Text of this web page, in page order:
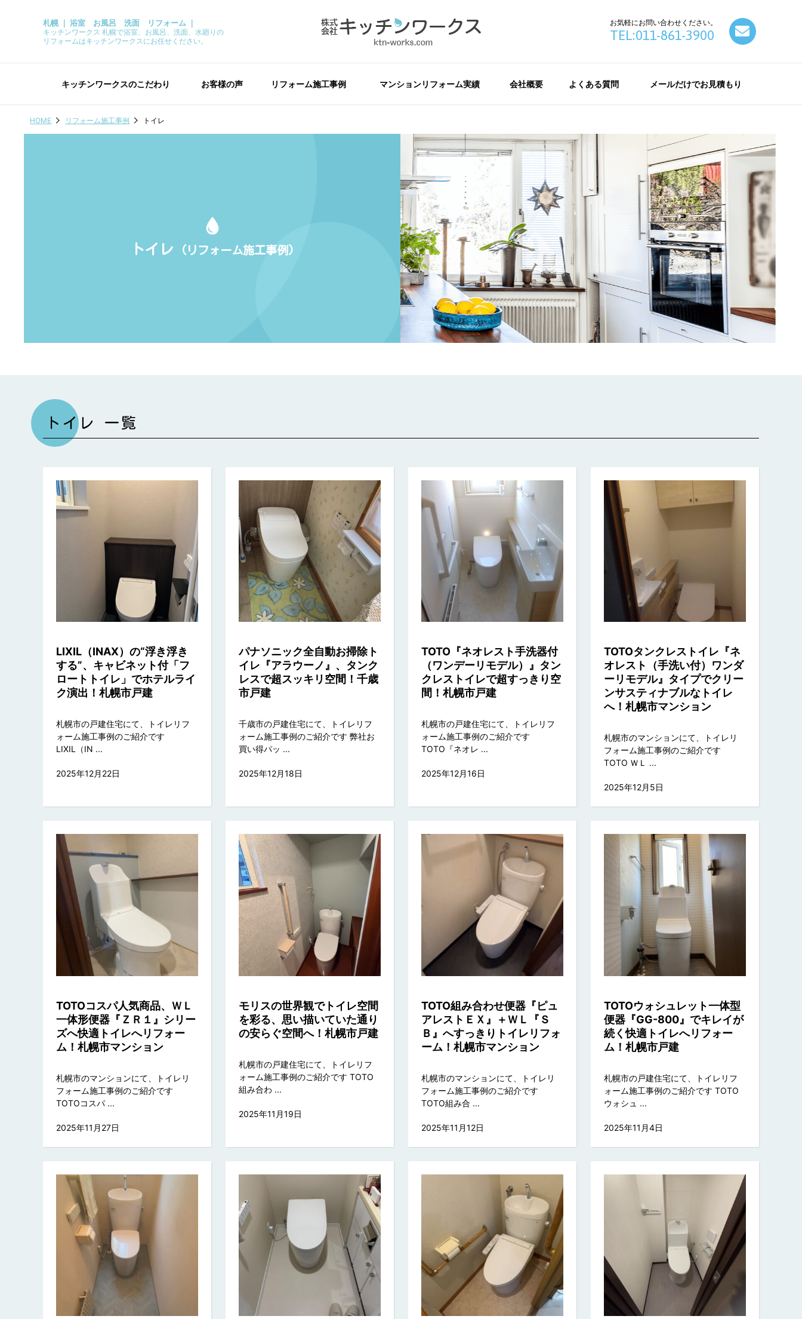
札幌 ｜ 浴室 お風呂 洗面 リフォーム ｜
キッチンワークス 札幌で浴室、お風呂、洗面、水廻りの
リフォームはキッチンワークスにお任せください。
お気軽にお問い合わせください。
TEL:011-861-3900
キッチンワークスのこだわり お客様の声 リフォーム施工事例 マンションリフォーム実績 会社概要 よくある質問 メールだけでお見積もり
HOME リフォーム施工事例 トイレ
トイレ (リフォーム施工事例)
トイレ 一覧
LIXIL（INAX）の“浮き浮き
する”、キャビネット付「フ
ロートトイレ」でホテルライ
ク演出！札幌市戸建
札幌市の戸建住宅にて、トイレリフ
ォーム施工事例のご紹介です
LIXIL（IN ...
2025年12月22日
パナソニック全自動お掃除ト
イレ『アラウーノ』、タンク
レスで超スッキリ空間！千歳
市戸建
千歳市の戸建住宅にて、トイレリフ
ォーム施工事例のご紹介です 弊社お
買い得パッ ...
2025年12月18日
TOTO『ネオレスト手洗器付
（ワンデーリモデル）』タン
クレストイレで超すっきり空
間！札幌市戸建
札幌市の戸建住宅にて、トイレリフ
ォーム施工事例のご紹介です
TOTO『ネオレ ...
2025年12月16日
TOTOタンクレストイレ『ネ
オレスト（手洗い付）ワンダ
ーリモデル』タイプでクリー
ンサスティナブルなトイレ
へ！札幌市マンション
札幌市のマンションにて、トイレリ
フォーム施工事例のご紹介です
TOTO ＷＬ ...
2025年12月5日
TOTOコスパ人気商品、ＷＬ
一体形便器『ＺＲ１』シリー
ズへ快適トイレへリフォー
ム！札幌市マンション
札幌市のマンションにて、トイレリ
フォーム施工事例のご紹介です
TOTOコスパ ...
2025年11月27日
モリスの世界観でトイレ空間
を彩る、思い描いていた通り
の安らぐ空間へ！札幌市戸建
札幌市の戸建住宅にて、トイレリフ
ォーム施工事例のご紹介です TOTO
組み合わ ...
2025年11月19日
TOTO組み合わせ便器『ピュ
アレストＥＸ』＋ＷＬ『Ｓ
Ｂ』へすっきりトイレリフォ
ーム！札幌市マンション
札幌市のマンションにて、トイレリ
フォーム施工事例のご紹介です
TOTO組み合 ...
2025年11月12日
TOTOウォシュレット一体型
便器『GG-800』でキレイが
続く快適トイレへリフォー
ム！札幌市戸建
札幌市の戸建住宅にて、トイレリフ
ォーム施工事例のご紹介です TOTO
ウォシュ ...
2025年11月4日